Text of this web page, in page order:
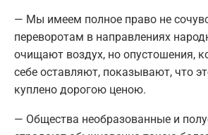
— Мы имеем полное право не
переворотам в направлениях
очищают воздух, но опустошения,
себе оставляют, показывают, что
куплено дорогою ценою.
— Общества необразованные и